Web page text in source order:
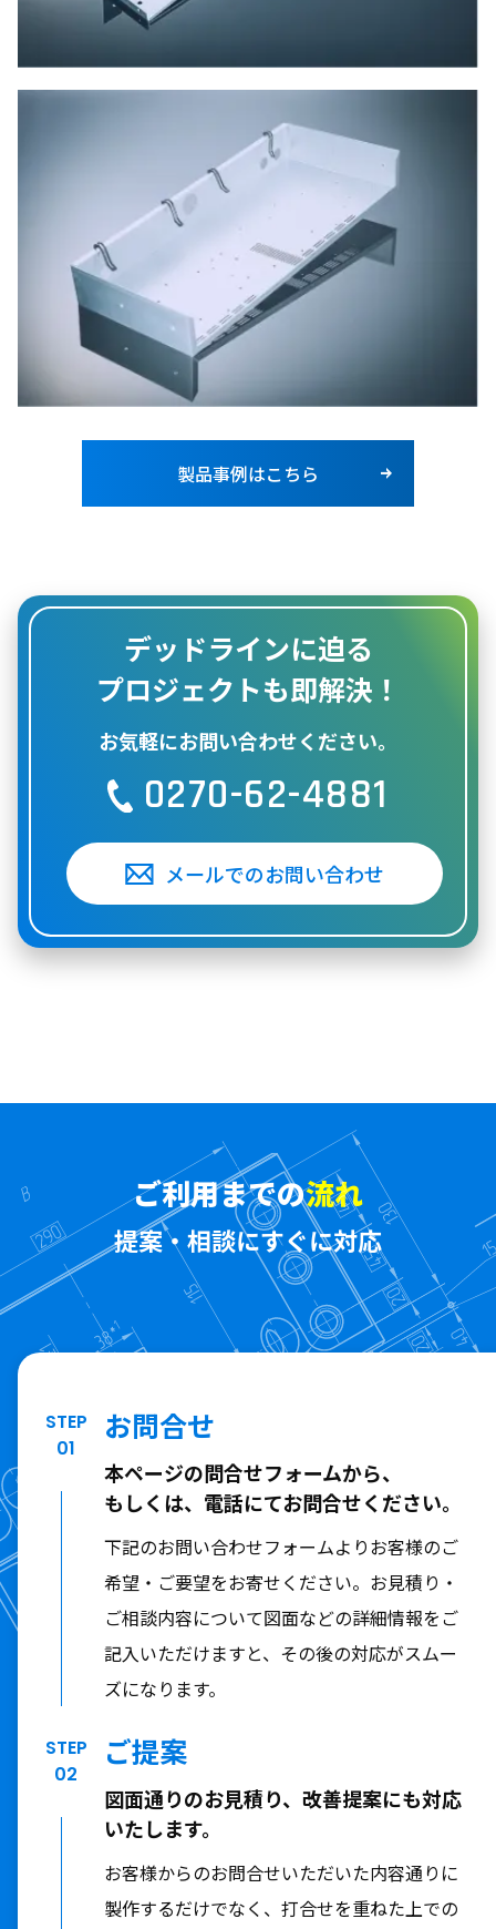
製品事例はこちら
デッドラインに迫る
プロジェクトも即解決！
お気軽にお問い合わせください。
0270-62-4881
メールでのお問い合わせ
ご利用までの流れ
提案・相談にすぐに対応
STEP
01
お問合せ
本ページの問合せフォームから、
もしくは、 電話にてお問合せください。
下記のお問い合わせフォームよりお客様のご
希望・ご要望をお寄せください。お見積り・
ご相談内容について図面などの詳細情報をご
記入いただけますと、その後の対応がスムー
ズになります。
STEP
02
ご提案
図面通りのお見積り、改善提案にも対応
いたします。
お客様からのお問合せいただいた内容通りに
製作するだけでなく、打合せを重ねた上での